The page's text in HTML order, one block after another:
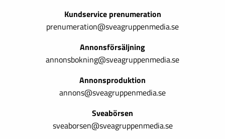
Kundservice prenumeration
prenumeration@sveagruppenmedia.se
Annonsförsäljning
annonsbokning@sveagruppenmedia.se
Annonsproduktion
annons@sveagruppenmedia.se
Sveabörsen
sveaborsen@sveagruppenmedia.se